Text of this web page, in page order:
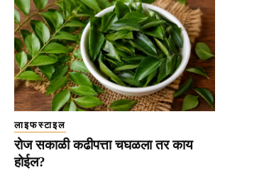
लाइफस्टाइल
रोज सकाळी कढीपत्ता चघळला तर काय
होईल?